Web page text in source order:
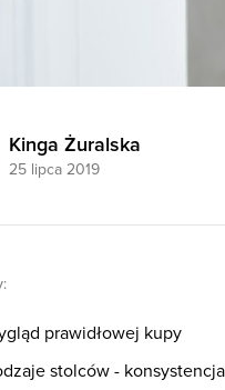
Kinga Żuralska
25 lipca 2019
prawidłowej kupy
stolców - konsystencja